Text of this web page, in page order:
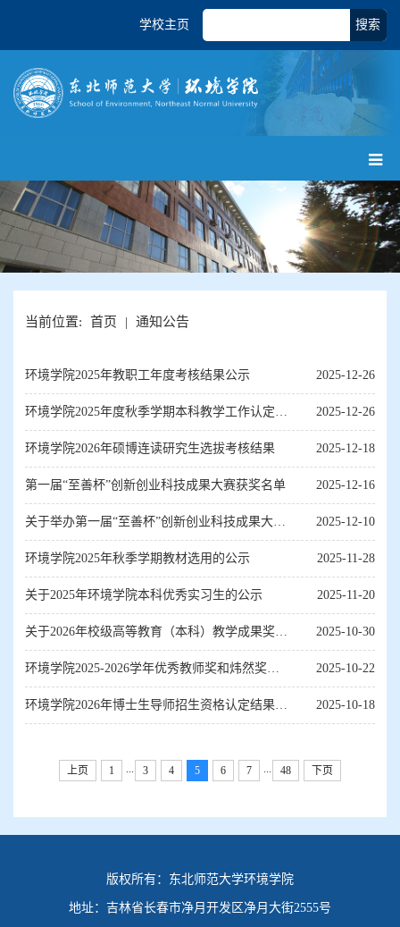
搜索
学校主页
当前位置: 首页 | 通知公告
环境学院2025年教职工年度考核结果公示 2025-12-26
环境学院2025年度秋季学期本科教学工作认定结
果公示
2025-12-26
环境学院2026年硕博连读研究生选拔考核结果 2025-12-18
第一届“至善杯”创新创业科技成果大赛获奖名单 2025-12-16
关于举办第一届“至善杯”创新创业科技成果大赛
的通知
2025-12-10
环境学院2025年秋季学期教材选用的公示 2025-11-28
关于2025年环境学院本科优秀实习生的公示 2025-11-20
关于2026年校级高等教育（本科）教学成果奖的
公示
2025-10-30
环境学院2025-2026学年优秀教师奖和炜然奖教
金评选推荐人选材料公示
2025-10-22
环境学院2026年博士生导师招生资格认定结果公 2025-10-18
上页 1 ... 3 4 5 6 7 ... 48 下页
版权所有： 东北师范大学环境学院
地址： 吉林省长春市净月开发区净月大街2555号